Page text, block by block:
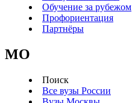
Обучение за рубежом
Профориентация
Партнёры
MO
Поиск
Все вузы России